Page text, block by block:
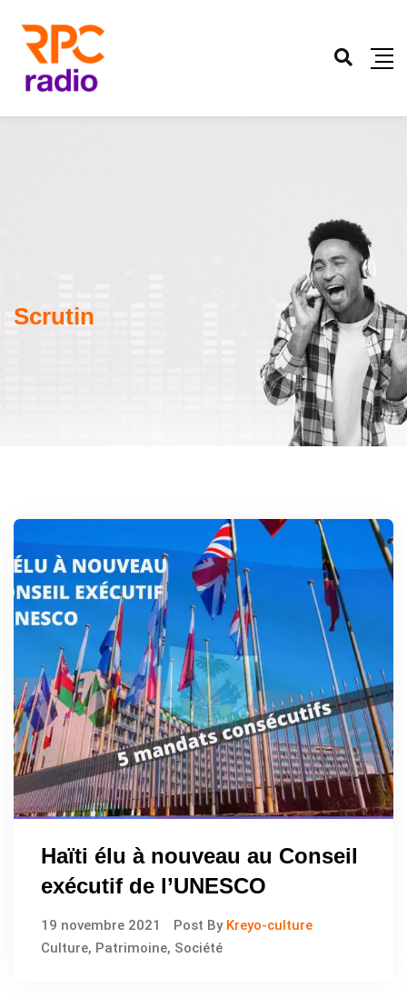
Scrutin
Haïti élu à nouveau au Conseil
exécutif de l’UNESCO
19 novembre 2021 Post By Kreyo-culture
Culture, Patrimoine, Société